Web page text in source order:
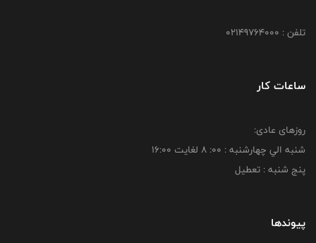
تلفن : 02149764000
ساعات کار
روزهای عادی:
شنبه الي چهارشنبه : 00: 8 لغايت 16:00
پنج شنبه : تعطیل
پیوندها